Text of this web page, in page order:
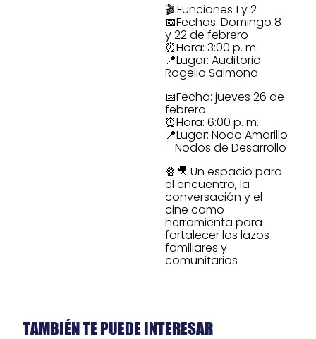
🎬 Funciones 1 y 2
📅Fechas: Domingo 8
y 22 de febrero
⏰Hora: 3:00 p. m.
📍Lugar: Auditorio
Rogelio Salmona
📅Fecha: jueves 26 de
febrero
⏰Hora: 6:00 p. m.
📍Lugar: Nodo Amarillo
– Nodos de Desarrollo
🍿🎥 Un espacio para
el encuentro, la
conversación y el
cine como
herramienta para
fortalecer los lazos
familiares y
comunitarios
TAMBIÉN TE PUEDE INTERESAR